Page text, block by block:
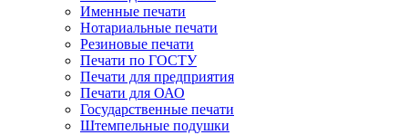
Именные печати
Нотариальные печати
Резиновые печати
Печати по ГОСТУ
Печати для предприятия
Печати для ОАО
Государственные печати
Штемпельные подушки